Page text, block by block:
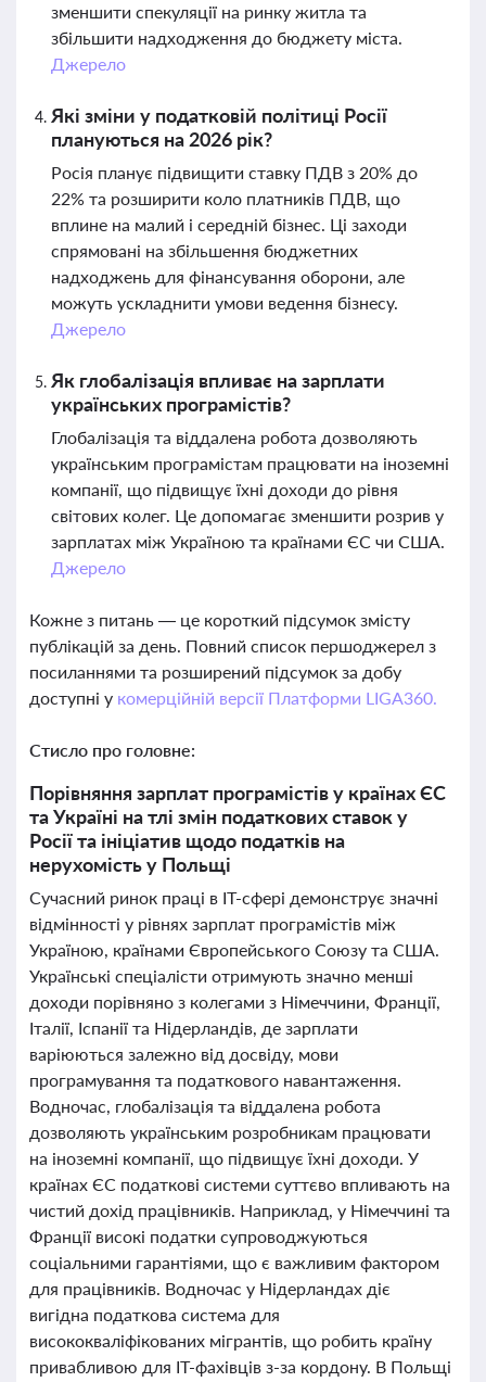
зменшити спекуляції на ринку житла та
збільшити надходження до бюджету міста.
Джерело
Які зміни у податковій політиці Росії
плануються на 2026 рік?
Росія планує підвищити ставку ПДВ з 20% до
22% та розширити коло платників ПДВ, що
вплине на малий і середній бізнес. Ці заходи
спрямовані на збільшення бюджетних
надходжень для фінансування оборони, але
можуть ускладнити умови ведення бізнесу.
Джерело
Як глобалізація впливає на зарплати
українських програмістів?
Глобалізація та віддалена робота дозволяють
українським програмістам працювати на іноземні
компанії, що підвищує їхні доходи до рівня
світових колег. Це допомагає зменшити розрив у
зарплатах між Україною та країнами ЄС чи США.
Джерело
Кожне з питань — це короткий підсумок змісту
публікацій за день. Повний список першоджерел з
посиланнями та розширений підсумок за добу
доступні у комерційній версії Платформи LIGA360.
Стисло про головне:
Порівняння зарплат програмістів у країнах ЄС
та Україні на тлі змін податкових ставок у
Росії та ініціатив щодо податків на
нерухомість у Польщі
Сучасний ринок праці в ІТ-сфері демонструє значні
відмінності у рівнях зарплат програмістів між
Україною, країнами Європейського Союзу та США.
Українські спеціалісти отримують значно менші
доходи порівняно з колегами з Німеччини, Франції,
Італії, Іспанії та Нідерландів, де зарплати
варіюються залежно від досвіду, мови
програмування та податкового навантаження.
Водночас, глобалізація та віддалена робота
дозволяють українським розробникам працювати
на іноземні компанії, що підвищує їхні доходи. У
країнах ЄС податкові системи суттєво впливають на
чистий дохід працівників. Наприклад, у Німеччині та
Франції високі податки супроводжуються
соціальними гарантіями, що є важливим фактором
для працівників. Водночас у Нідерландах діє
вигідна податкова система для
висококваліфікованих мігрантів, що робить країну
привабливою для ІТ-фахівців з-за кордону. В Польщі